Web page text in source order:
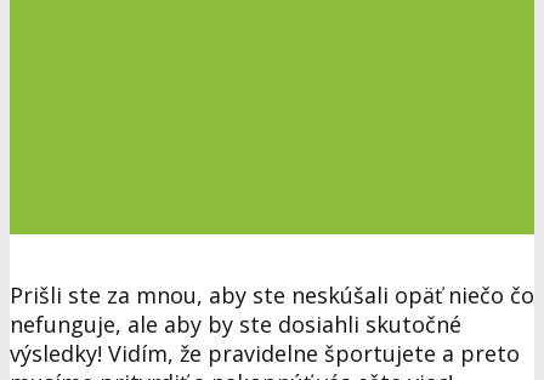
Prišli ste za mnou, aby ste neskúšali opäť niečo čo
nefunguje, ale aby by ste dosiahli skutočné
výsledky! Vidím, že pravidelne športujete a preto